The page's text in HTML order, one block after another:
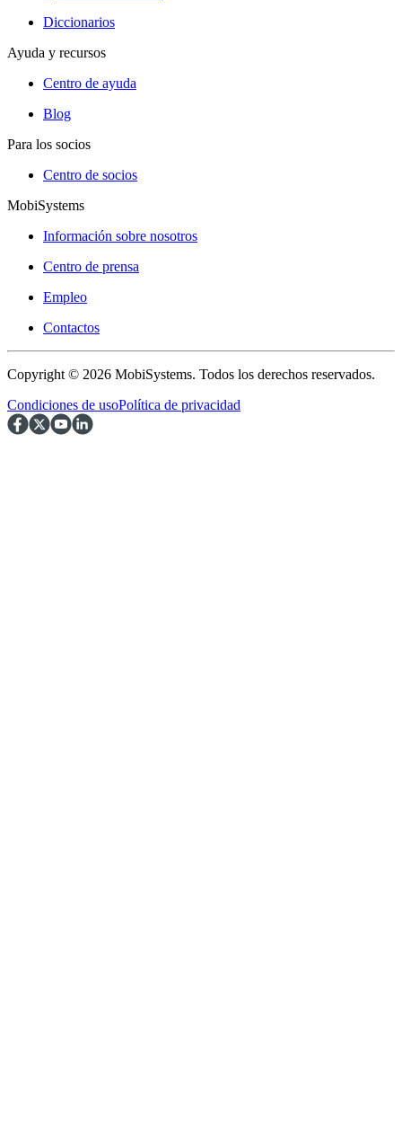
Diccionarios
Ayuda y recursos
Centro de ayuda
Blog
Para los socios
Centro de socios
MobiSystems
Información sobre nosotros
Centro de prensa
Empleo
Contactos
Copyright © 2026 MobiSystems. Todos los derechos reservados.
Condiciones de usoPolítica de privacidad